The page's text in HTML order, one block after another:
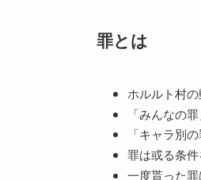
罪とは
ホルルト村
「みんなの
「キャラ別
罪は或る条
一度貰った